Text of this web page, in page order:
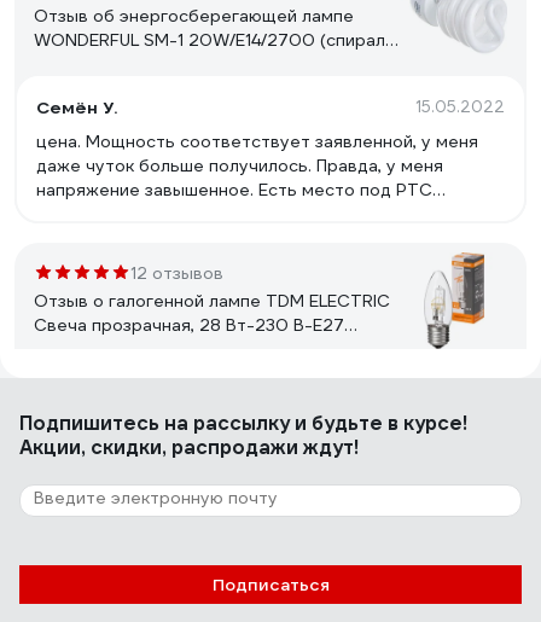
Отзыв об энергосберегающей лампе
WONDERFUL SM-1 20W/E14/2700 (спираль)
Семён У.
15.05.2022
цена. Мощность соответствует заявленной, у меня
даже чуток больше получилось. Правда, у меня
напряжение завышенное. Есть место под РТС
12 отзывов
Отзыв о галогенной лампе TDM ELECTRIC
Свеча прозрачная, 28 Вт-230 В-Е27
Свет теплый, при низком напряжении не отключаются
полностью, как это делают светодиоды, а чуть-чуть
снижается световой поток, нет стробоскопического
эффекта (для меня этот фактор ключевой, поскольку
мерцание лампы /если это светодиод/ и глаза устают.
Отзыв о криптоновой лампе Focusray
KRP10 2,2V 0,47A 621107
Подпишитесь на рассылкуи будьте в курсе!
Акции, скидки, распродажи ждут!
Подписаться